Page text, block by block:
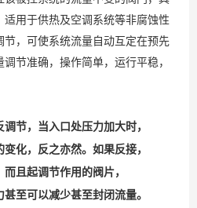
用于供热及空调系统等非腐蚀性
，可使系统流量自动互定在预先
节准确，操作简单，运行平稳，
节，当入口处压力加大时，
化，反之亦然。如果反接，
且起调节作用的阀片，
至可以减少甚至封闭流量。